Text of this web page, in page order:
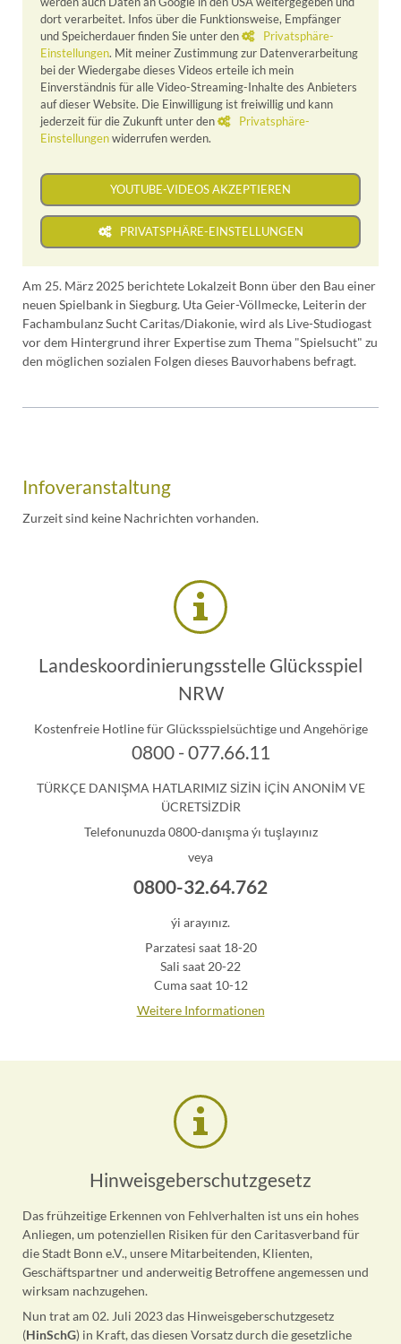
dort verarbeitet. Infos über die Funktionsweise, Empfänger
und Speicherdauer finden Sie unter den
Privatsphäre-
Einstellungen. Mit meiner Zustimmung zur Datenverarbeitung
bei der Wiedergabe dieses Videos erteile ich mein
Einverständnis für alle Video-Streaming-Inhalte des Anbieters
auf dieser Website. Die Einwilligung ist freiwillig und kann
jederzeit für die Zukunft unter den
Privatsphäre-
Einstellungenwiderrufen werden.
YOUTUBE-VIDEOS AKZEPTIEREN
PRIVATSPHÄRE-EINSTELLUNGEN
Am 25. März 2025 berichtete Lokalzeit Bonn über den Bau einer
neuen Spielbank in Siegburg. Uta Geier-Völlmecke, Leiterin der
Fachambulanz Sucht Caritas/Diakonie, wird als Live-Studiogast
vor dem Hintergrund ihrer Expertise zum Thema "Spielsucht" zu
den möglichen sozialen Folgen dieses Bauvorhabens befragt.
Infoveranstaltung
Zurzeit sind keine Nachrichten vorhanden.
Landeskoordinierungsstelle Glücksspiel
NRW
Kostenfreie Hotline für Glücksspielsüchtige und Angehörige
0800 - 077.66.11
TÜRKÇE DANIŞMA HATLARIMIZ SİZİN İÇİN ANONİM VE
ÜCRETSİZDİR
Telefonunuzda 0800-danışma ýı tuşlayınız
veya
0800-32.64.762
ýi arayınız.
Parzatesi saat 18-20
Sali saat 20-22
Cuma saat 10-12
Weitere Informationen
Hinweisgeberschutzgesetz
Das frühzeitige Erkennen von Fehlverhalten ist uns ein hohes
Anliegen, um potenziellen Risiken für den Caritasverband für
die Stadt Bonn e.V., unsere Mitarbeitenden, Klienten,
Geschäftspartner und anderweitig Betroffene angemessen und
wirksam nachzugehen.
Nun trat am 02. Juli 2023 das Hinweisgeberschutzgesetz
(HinSchG) in Kraft, das diesen Vorsatz durch die gesetzliche